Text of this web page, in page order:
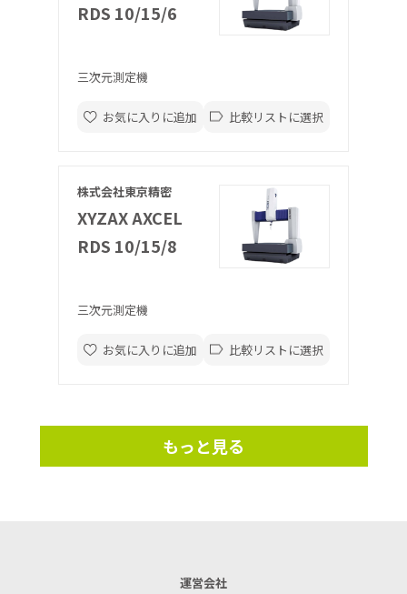
RDS 10/15/6
三次元測定機
お気に入りに追加 比較リストに選択
株式会社東京精密
XYZAX AXCEL
RDS 10/15/8
三次元測定機
お気に入りに追加 比較リストに選択
もっと見る
運営会社